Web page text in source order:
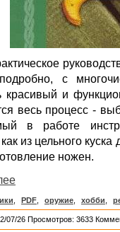
с
красивый и
весь процесс -
в работе
как из цельного
ножен.
PDF оружие хобби
07/26 Просмотров: 3633